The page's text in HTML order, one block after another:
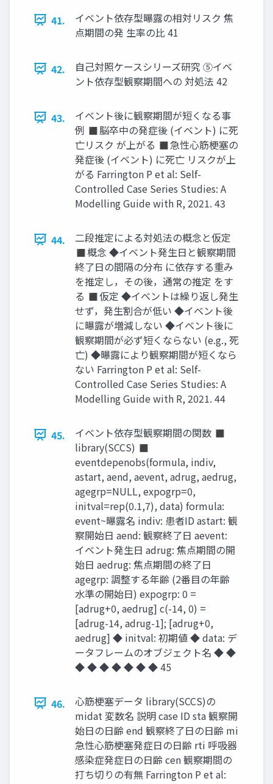
41.
イベント依存型曝露の相対リスク 焦
点期間の発 生率の比 41
42.
自己対照ケースシリーズ研究 ⑤イベ
ント依存型観察期間への 対処法 42
43.
イベント後に観察期間が短くなる事
例 ◼脳卒中の発症後 (イベント) に死
亡リスク が上がる ◼急性心筋梗塞の
発症後 (イベント) に死亡 リスクが上
がる Farrington P et al: Self-
Controlled Case Series Studies: A
Modelling Guide with R, 2021. 43
44.
二段推定による対処法の概念と仮定
◼概念 ◆イベント発生日と観察期間
終了日の間隔の分布 に依存する重み
を推定し，その後，通常の推定 をす
る ◼仮定 ◆イベントは繰り返し発生
せず，発生割合が低い ◆イベント後
に曝露が増減しない ◆イベント後に
観察期間が必ず短くならない (e.g., 死
亡) ◆曝露により観察期間が短くなら
ない Farrington P et al: Self-
Controlled Case Series Studies: A
Modelling Guide with R, 2021. 44
45.
イベント依存型観察期間の関数 ◼
library(SCCS) ◼
eventdepenobs(formula, indiv,
astart, aend, aevent, adrug, aedrug,
agegrp=NULL, expogrp=0,
initval=rep(0.1,7), data) formula:
event~曝露名 indiv: 患者ID astart: 観
察開始日 aend: 観察終了日 aevent:
イベント発生日 adrug: 焦点期間の開
始日 aedrug: 焦点期間の終了日
agegrp: 調整する年齢 (2番目の年齢
水準の開始日) expogrp: 0 =
[adrug+0, aedrug] c(-14, 0) =
[adrug-14, adrug-1]; [adrug+0,
aedrug] ◆ initval: 初期値 ◆ data: デ
ータフレームのオブジェクト名 ◆ ◆
◆ ◆ ◆ ◆ ◆ ◆ ◆ 45
46.
心筋梗塞データ library(SCCS)の
midat 変数名 説明 case ID sta 観察開
始日の日齢 end 観察終了日の日齢 mi
急性心筋梗塞発症日の日齢 rti 呼吸器
感染症発症日の日齢 cen 観察期間の
打ち切りの有無 Farrington P et al: